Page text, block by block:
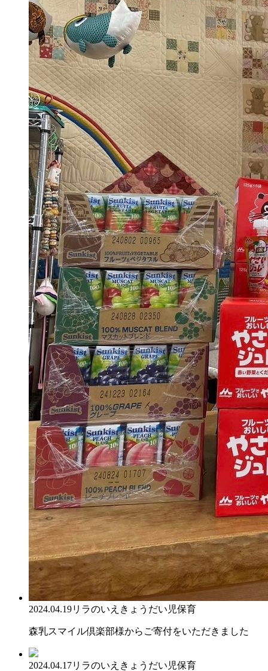
2024.04.19リラのいえ きょうだい児保育
森乳スマイル倶楽部様からご寄付をいただきました
2024.04.17リラのいえ きょうだい児保育